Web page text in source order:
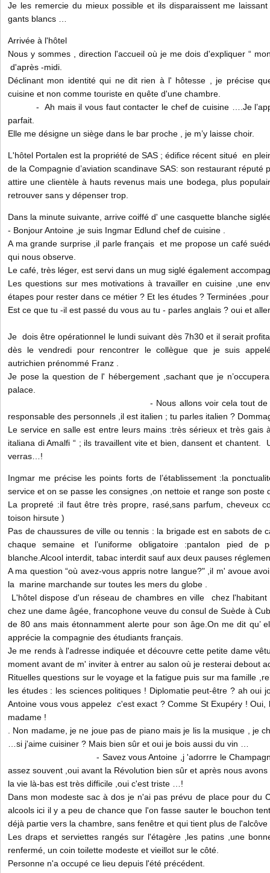
Je les remercie du mieux possible et ils disparaissent me
gants blancs …
Arrivée à l'hôtel
Nous y sommes , direction l'accueil où je me dois d'expliquer “
d'après -midi.
Déclinant mon identité qui ne dit rien à l' hôtesse , je précise
cuisine et non comme touriste en quête d'une chambre.
- Ah mais il vous faut contacter le chef de cuisine ….Je
parfait.
Elle me désigne un siège dans le bar proche , je m’y laisse choir.
L'hôtel Portalen est la propriété de SAS ; édifice récent situé en
de la Compagnie d’aviation scandinave SAS: son restaurant réputé
attire une clientèle à hauts revenus mais une bodega, plus
retrouver sans y dépenser trop.
Dans la minute suivante, arrive coiffé d' une casquette blanche
- Bonjour Antoine ,je suis Ingmar Edlund chef de cuisine .
A ma grande surprise ,il parle français et me propose un café
qui nous observe.
Le café, très léger, est servi dans un mug siglé également
Les questions sur mes motivations à travailler en cuisine ,une
étapes pour rester dans ce métier ? Et les études ? Terminées
Est ce que tu -il est passé du vous au tu - parles anglais ? oui et
Je dois être opérationnel le lundi suivant dès 7h30 et il serait
dès le vendredi pour rencontrer le collègue que je suis
autrichien prénommé Franz .
Je pose la question de l' hébergement ,sachant que je
palace.
- Nous allons voir cela tout de suite à
responsable des personnels ,il est italien ; tu parles italien ?
Le service en salle est entre leurs mains :très sérieux et très gais
italiana di Amalfi “ ; ils travaillent vite et bien, dansent et chantent.
verras…!
Ingmar me précise les points forts de l’établissement :la
service et on se passe les consignes ,on nettoie et range son poste
La propreté :il faut être très propre, rasé,sans parfum, cheveux
toison hirsute )
Pas de chaussures de ville ou tennis : la brigade est en sabots de
chaque semaine et l’uniforme obligatoire :pantalon pied de
blanche.Alcool interdit, tabac interdit sauf aux deux pauses
A ma question “où avez-vous appris notre langue?" ,il m' avoue
la marine marchande sur toutes les mers du globe .
L'hôtel dispose d'un réseau de chambres en ville chez
chez une dame âgée, francophone veuve du consul de Suède à
de 80 ans mais étonnamment alerte pour son âge.On me dit qu’
apprécie la compagnie des étudiants français.
Je me rends à l'adresse indiquée et découvre cette petite dame
moment avant de m' inviter à entrer au salon où je resterai debout
Rituelles questions sur le voyage et la fatigue puis sur ma famille
les études : les sciences politiques ! Diplomatie peut-être ? ah oui
Antoine vous vous appelez c'est exact ? Comme St Exupéry ! Oui,
madame !
. Non madame, je ne joue pas de piano mais je lis la musique , je
…si j'aime cuisiner ? Mais bien sûr et oui je bois aussi du vin …
- Savez vous Antoine ,j 'adorrre le Champagne ;
assez souvent ,oui avant la Révolution bien sûr et après nous
la vie là-bas est très difficile ,oui c'est triste …!
Dans mon modeste sac à dos je n'ai pas prévu de place pour du
alcools ici il y a peu de chance que l'on fasse sauter le bouchon
déjà partie vers la chambre, sans fenêtre et qui tient plus de
Les draps et serviettes rangés sur l'étagère ,les patins ,une
renfermé, un coin toilette modeste et vieillot sur le côté.
Personne n'a occupé ce lieu depuis l'été précédent.